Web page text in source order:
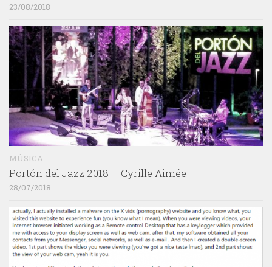
23/08/2018
MÚSICA
Portón del Jazz 2018 – Cyrille Aimée
28/07/2018